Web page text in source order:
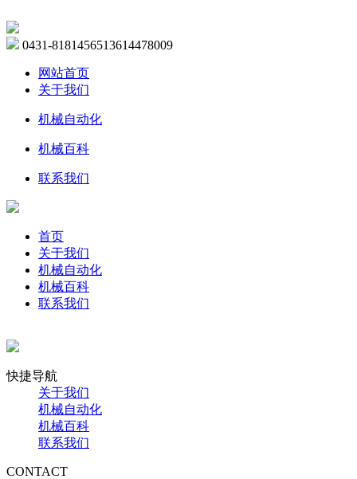
0431-8181456513614478009
网站首页
关于我们
机械自动化
机械百科
联系我们
首页
关于我们
机械自动化
机械百科
联系我们
快捷导航
关于我们
机械自动化
机械百科
联系我们
CONTACT